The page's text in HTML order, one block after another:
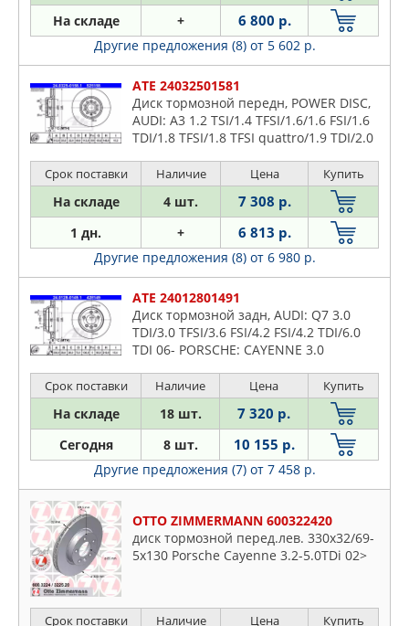
На складе + 6 800 р.
Другие предложения (8) от 5 602 р.
ATE 24032501581
Диск тормозной передн, POWER DISC,
AUDI: A3 1.2 TSI/1.4 TFSI/1.6/1.6 FSI/1.6
TDI/1.8 TFSI/1.8 TFSI quattro/1.9 TDI/2.0
quattro/2.
Срок поставки Наличие Цена Купить
На складе 4 шт. 7 308 р.
1 дн. + 6 813 р.
Другие предложения (8) от 6 980 р.
ATE 24012801491
Диск тормозной задн, AUDI: Q7 3.0
TDI/3.0 TFSI/3.6 FSI/4.2 FSI/4.2 TDI/6.0
TDI 06- PORSCHE: CAYENNE 3.0
GTS/4.8 S/4.8 Tu
Срок поставки Наличие Цена Купить
На складе 18 шт. 7 320 р.
Сегодня 8 шт. 10 155 р.
Другие предложения (7) от 7 458 р.
OTTO ZIMMERMANN 600322420
диск тормозной перед.лев. 330x32/69-
5x130 Porsche Cayenne 3.2-5.0TDi 02>
Срок поставки Наличие Цена Купить